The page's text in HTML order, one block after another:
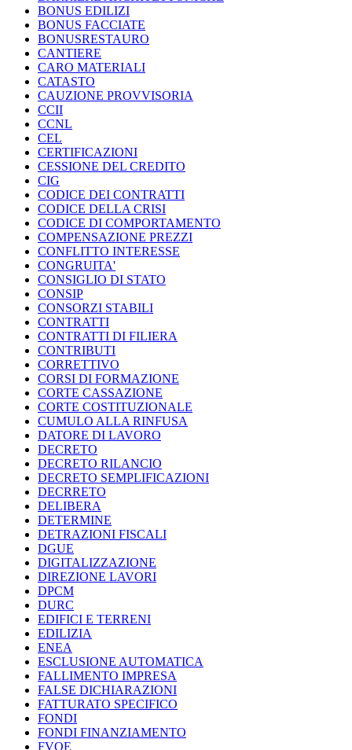
BONUS EDILIZI
BONUS FACCIATE
BONUSRESTAURO
CANTIERE
CARO MATERIALI
CATASTO
CAUZIONE PROVVISORIA
CCII
CCNL
CEL
CERTIFICAZIONI
CESSIONE DEL CREDITO
CIG
CODICE DEI CONTRATTI
CODICE DELLA CRISI
CODICE DI COMPORTAMENTO
COMPENSAZIONE PREZZI
CONFLITTO INTERESSE
CONGRUITA'
CONSIGLIO DI STATO
CONSIP
CONSORZI STABILI
CONTRATTI
CONTRATTI DI FILIERA
CONTRIBUTI
CORRETTIVO
CORSI DI FORMAZIONE
CORTE CASSAZIONE
CORTE COSTITUZIONALE
CUMULO ALLA RINFUSA
DATORE DI LAVORO
DECRETO
DECRETO RILANCIO
DECRETO SEMPLIFICAZIONI
DECRRETO
DELIBERA
DETERMINE
DETRAZIONI FISCALI
DGUE
DIGITALIZZAZIONE
DIREZIONE LAVORI
DPCM
DURC
EDIFICI E TERRENI
EDILIZIA
ENEA
ESCLUSIONE AUTOMATICA
FALLIMENTO IMPRESA
FALSE DICHIARAZIONI
FATTURATO SPECIFICO
FONDI
FONDI FINANZIAMENTO
FVOE